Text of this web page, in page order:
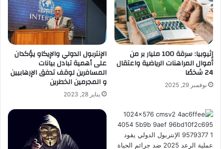
إثيوبيا: سرقة 100 مليار بر من
أموال المراهنات الرياضية واعتقال
24 شخصًا
نوفمبر 29, 2025
الإنتربول الدولي والإيكاو يؤكدان
على أهمية تبادل بيانات
المسافرين لوقف تدفق الإرهابيين
و المجرمين الخطرين
يناير 28, 2023